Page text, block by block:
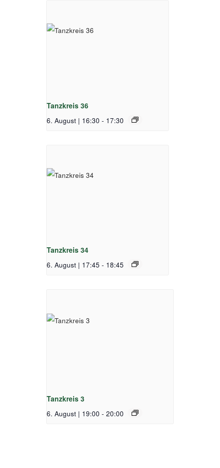
Tanzkreis 36
6. August | 16:30 - 17:30
Tanzkreis 34
6. August | 17:45 - 18:45
Tanzkreis 3
6. August | 19:00 - 20:00